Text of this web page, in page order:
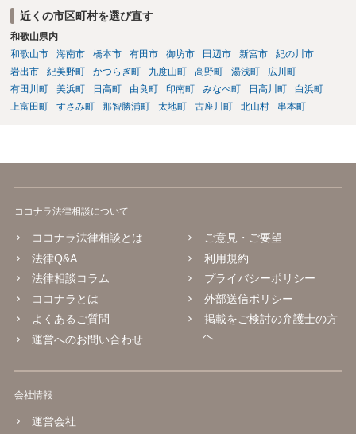
近くの市区町村を選び直す
和歌山県内
和歌山市
海南市 橋本市 有田市 御坊市 田辺市 新宮市
紀の川市
岩出市
紀美野町 かつらぎ町 九度山町 高野町 湯浅町
広川町
有田川町
美浜町 日高町 由良町 印南町 みなべ町 日高川町
白浜町
上富田町
すさみ町 那智勝浦町 太地町 古座川町 北山村 串本町
ココナラ法律相談について
ココナラ法律相談とは
法律Q&A
法律相談コラム
ココナラとは
よくあるご質問
運営へのお問い合わせ
ご意見・ご要望
利用規約
プライバシーポリシー
外部送信ポリシー
掲載をご検討の弁護士の方
へ
会社情報
運営会社